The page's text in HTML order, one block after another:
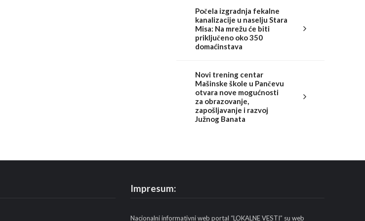
Počela izgradnja fekalne
kanalizacije u naselju Stara
Misa: Na mrežu će biti
priključeno oko 350
domaćinstava
Novi trening centar
Mašinske škole u Pančevu
otvara nove mogućnosti
za obrazovanje,
zapošljavanje i razvoj
Južnog Banata
Impresum:
Nacionalni informativni web portal “LOKALNE VESTI” su web